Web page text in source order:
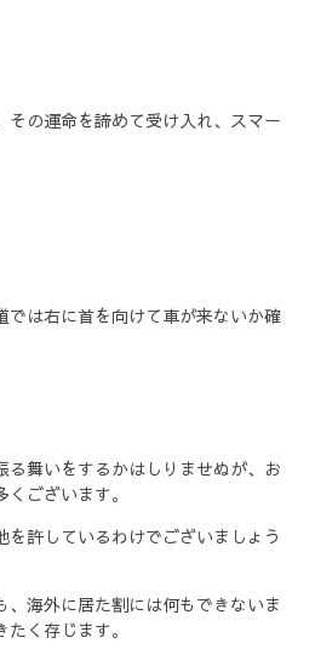
の運命を諦めて受け入れ、スマー
は右に首を向けて車が来ないか確
舞いをするかはしりませぬが、お
ございます。
許しているわけでございましょう
海外に居た割には何もできないま
く存じます。